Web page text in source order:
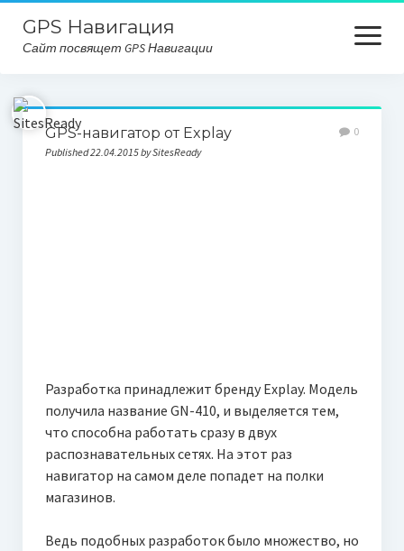
GPS Навигация
Сайт посвящет GPS Навигации
open
menu
Главная
Карта сайта
GPS-навигатор от Explay
Published 22.04.2015 by SitesReady
0
Разработка принадлежит бренду Explay. Модель
получила название GN-410, и выделяется тем,
что способна работать сразу в двух
распознавательных сетях. На этот раз
навигатор на самом деле попадет на полки
магазинов.
Ведь подобных разработок было множество, но